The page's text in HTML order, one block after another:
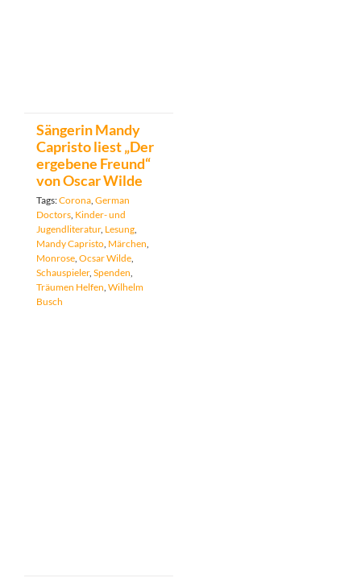
Sängerin Mandy
Capristo liest „Der
ergebene Freund“
von Oscar Wilde
Tags:Corona, German
Doctors, Kinder- und
Jugendliteratur, Lesung,
Mandy Capristo, Märchen,
Monrose, Ocsar Wilde,
Schauspieler, Spenden,
Träumen Helfen, Wilhelm
Busch